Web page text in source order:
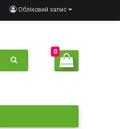
Обліковий запис
0